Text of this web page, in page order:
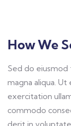
How We
Sed do
magna aliqua.
exercitation
commodo
derit in